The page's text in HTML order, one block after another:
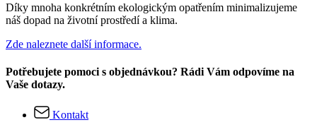
Díky mnoha konkrétním ekologickým opatřením minimalizujeme
náš dopad na životní prostředí a klima.
Zde naleznete další informace.
Potřebujete pomoci s objednávkou? Rádi Vám odpovíme na
Vaše dotazy.
Kontakt